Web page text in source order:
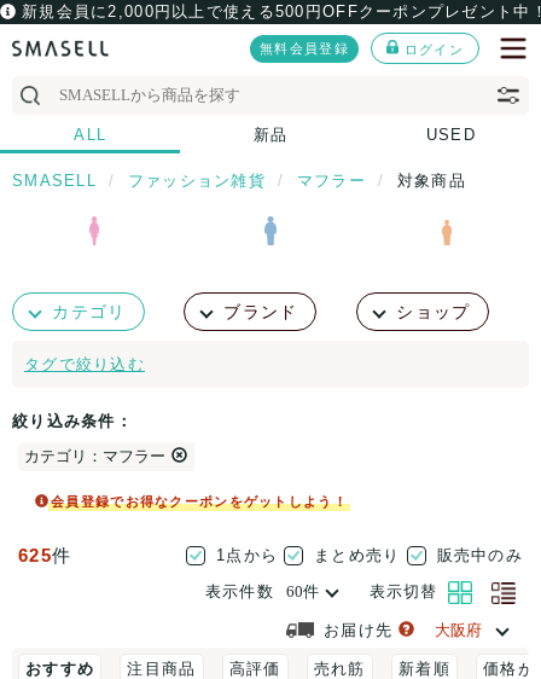
新規会員に2,000円以上で使える500円OFFクーポンプレゼント中
無料会員登録 ログイン
ALL 新品 USED
SMASELL ファッション雑貨 マフラー 対象商品
カテゴリ ブランド ショップ
タグで絞り込む
絞り込み条件：
カテゴリ：マフラー
会員登録でお得なクーポンをゲットしよう！
625件 1点から まとめ売り
販売中のみ
表示件数
表示切替
お届け先
おすすめ 注目商品 高評価 売れ筋 新着順 価格が